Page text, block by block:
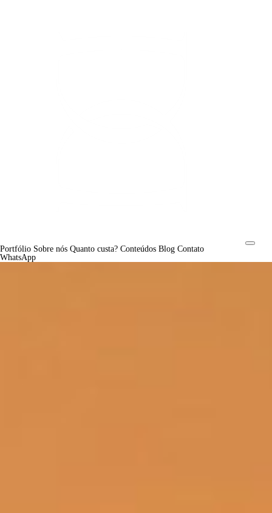
Portfólio Sobre nós Quanto custa? Conteúdos Blog Contato
WhatsApp